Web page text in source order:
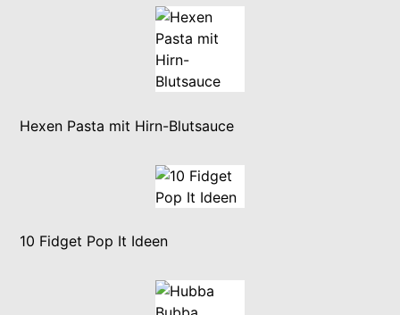
Hexen Pasta mit Hirn-Blutsauce
10 Fidget Pop It Ideen